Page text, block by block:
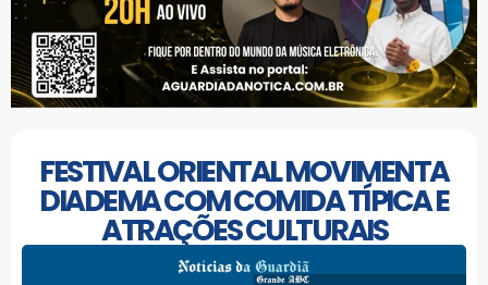
FESTIVAL ORIENTAL MOVIMENTA
DIADEMA COM COMIDA TÍPICA E
ATRAÇÕES CULTURAIS